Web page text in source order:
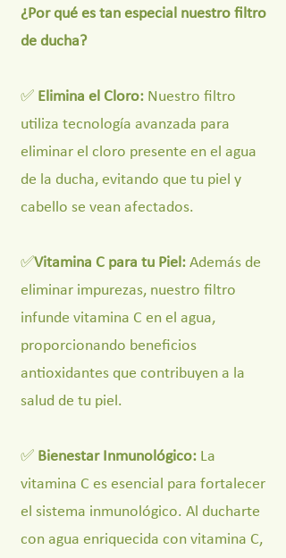
¿Por qué es tan especial nuestro filtro
de ducha?
✅ Elimina el Cloro: Nuestro filtro
utiliza tecnología avanzada para
eliminar el cloro presente en el agua
de la ducha, evitando que tu piel y
cabello se vean afectados.
✅Vitamina C para tu Piel: Además de
eliminar impurezas, nuestro filtro
infunde vitamina C en el agua,
proporcionando beneficios
antioxidantes que contribuyen a la
salud de tu piel.
✅ Bienestar Inmunológico: La
vitamina C es esencial para fortalecer
el sistema inmunológico. Al ducharte
con agua enriquecida con vitamina C,